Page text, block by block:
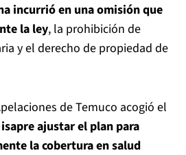
incurrió en una omisión que
la ley, la prohibición de
y el derecho de propiedad de
de Temuco acogió el
ajustar el plan para
la cobertura en salud